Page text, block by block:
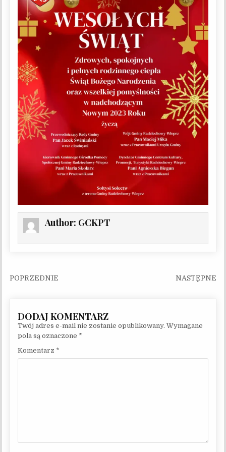
Author: GCKPT
Nawigacja wpisu
Twój adres e-mail nie zostanie opublikowany. Wymagane
pola są oznaczone *
Komentarz *